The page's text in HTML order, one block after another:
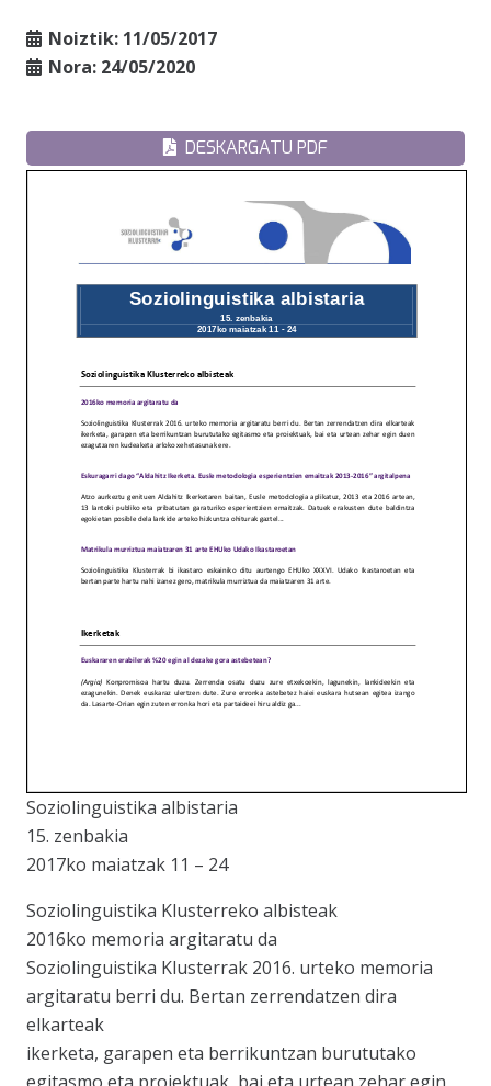
Noiztik: 11/05/2017
Nora: 24/05/2020
DESKARGATU PDF
Soziolinguistika albistaria
15. zenbakia
2017ko maiatzak 11 – 24
Soziolinguistika Klusterreko albisteak
2016ko memoria argitaratu da
Soziolinguistika Klusterrak 2016. urteko memoria
argitaratu berri du. Bertan zerrendatzen dira
elkarteak
ikerketa, garapen eta berrikuntzan burututako